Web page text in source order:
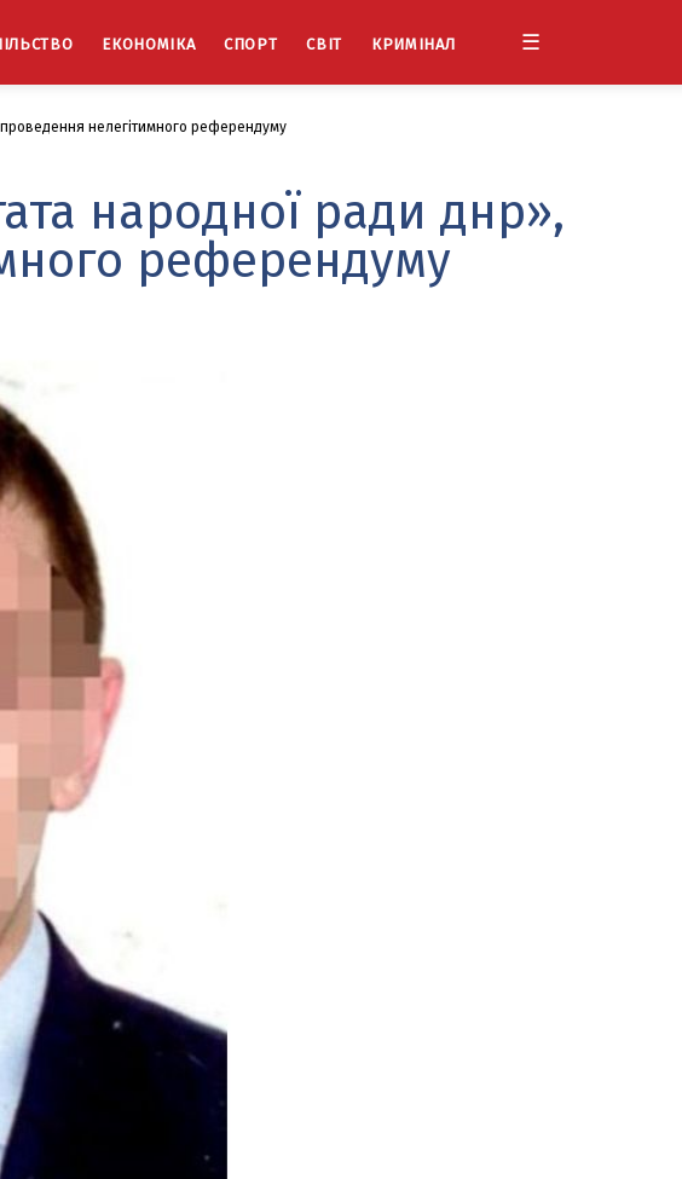
ЕКОНОМІКА СПОРТ СВІТ КРИМІНАЛ ☰
нелегітимного референдуму
народної ради днр»,
референдуму